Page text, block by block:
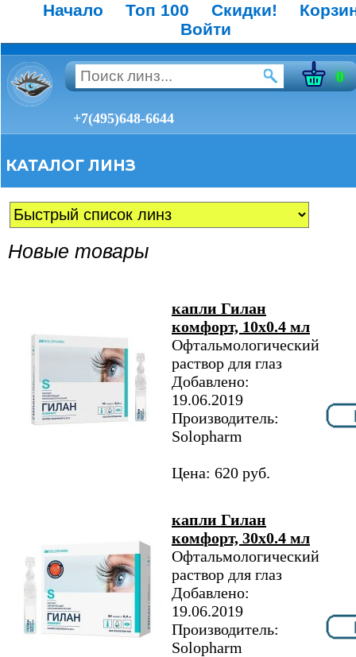
Начало Топ 100 Скидки!
Войти
0
+7(495)648-6644
КАТАЛОГ ЛИНЗ
Новые товары
капли Гилан
комфорт, 10х0.4 мл
Офтальмологический
раствор для глаз
Добавлено:
19.06.2019
Производитель:
Solopharm
Цена: 620 руб.
капли Гилан
комфорт, 30х0.4 мл
Офтальмологический
раствор для глаз
Добавлено:
19.06.2019
Производитель:
Solopharm